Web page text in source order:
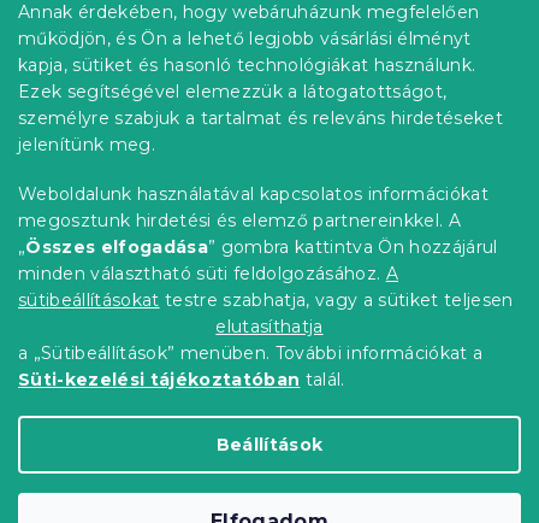
Annak érdekében, hogy webáruházunk megfelelően
működjön, és Ön a lehető legjobb vásárlási élményt
kapja, sütiket és hasonló technológiákat használunk.
Ezek segítségével elemezzük a látogatottságot,
személyre szabjuk a tartalmat és releváns hirdetéseket
jelenítünk meg.
Weboldalunk használatával kapcsolatos információkat
megosztunk hirdetési és elemző partnereinkkel. A
„Összes elfogadása” gombra kattintva Ön hozzájárul
minden választható süti feldolgozásához. A
sütibeállításokat testre szabhatja, vagy a sütiket teljesen
elutasíthatja
a „Sütibeállítások” menüben. További információkat a
Süti-kezelési tájékoztatóban talál.
Beállítások
Információ az Ön számára
Rendelés követése
Szállítási lehetőségek
Fizetési lehetőségek
Reklamáció és áruvisszaküldés
Elérhetőség
Általános szerződési feltételek
Adatvédelmi nyilatkozat
Blog
Partnereinknek
Copyright 2026Elerheto otthon. Minden jog